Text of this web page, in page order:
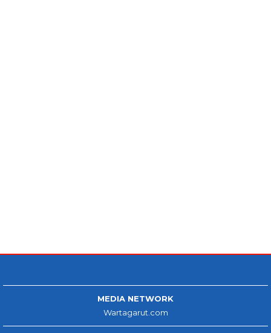
MEDIA NETWORK
Wartagarut.com